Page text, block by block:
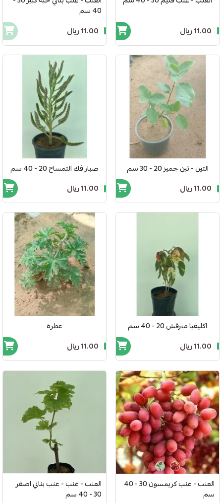
11.00 ريال
40 سم
11.00 ريال
التين - تين جميز 20 - 30 سم
11.00 ريال
صبار فك التمساح 20 - 40 سم
11.00 ريال
اكليفيا مبرقش 20 - 40 سم
11.00 ريال
عطرة
11.00 ريال
العنب - عنب كريمسون 30 - 40
سم
العنب - عنب - عنب بناتي اصفر
30 - 40 سم